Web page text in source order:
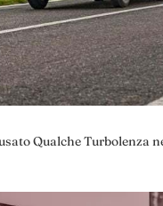
Qualche Turbolenza